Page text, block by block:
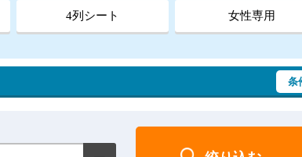
4列シート 女性専用
条